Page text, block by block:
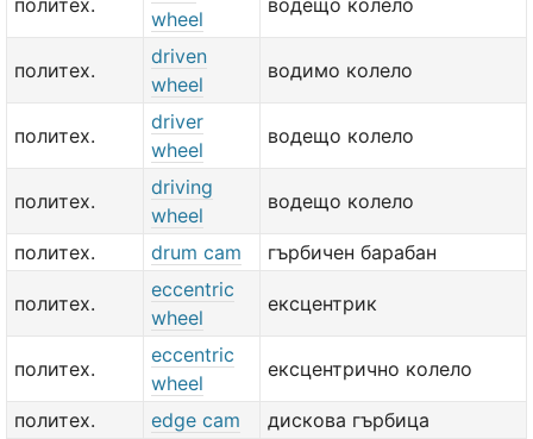
политех.
wheel
водещо колело
политех.
driven
wheel
водимо колело
политех.
driver
wheel
водещо колело
политех.
driving
wheel
водещо колело
политех. drum cam гърбичен барабан
политех.
eccentric
wheel
ексцентрик
политех.
eccentric
wheel
ексцентрично колело
политех. edge cam дискова гърбица